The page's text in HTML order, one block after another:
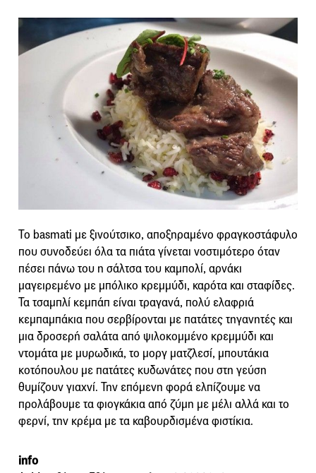
Το basmati με ξινούτσικο, αποξηραμένο φραγκοστάφυλο
που συνοδεύει όλα τα πιάτα γίνεται νοστιμότερο όταν
πέσει πάνω του η σάλτσα του καμπολί, αρνάκι
μαγειρεμένο με μπόλικο κρεμμύδι, καρότα και σταφίδες.
Τα τσαμπλί κεμπάπ είναι τραγανά, πολύ ελαφριά
κεμπαμπάκια που σερβίρονται με πατάτες τηγανητές και
μια δροσερή σαλάτα από ψιλοκομμένο κρεμμύδι και
ντομάτα με μυρωδικά, το μοργ ματζλεσί, μπουτάκια
κοτόπουλου με πατάτες κυδωνάτες που στη γεύση
θυμίζουν γιαχνί. Την επόμενη φορά ελπίζουμε να
προλάβουμε τα φιογκάκια από ζύμη με μέλι αλλά και το
φερνί, την κρέμα με τα καβουρδισμένα φιστίκια.
info